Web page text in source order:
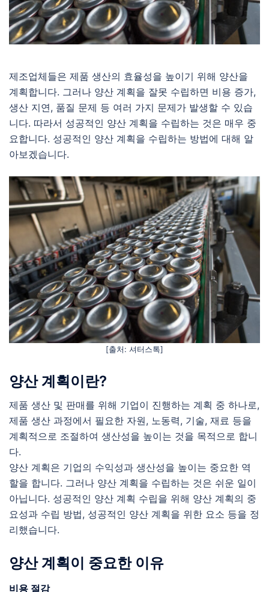
제조업체들은 제품 생산의 효율성을 높이기 위해 양산을
계획합니다. 그러나 양산 계획을 잘못 수립하면 비용 증가,
생산 지연, 품질 문제 등 여러 가지 문제가 발생할 수 있습
니다. 따라서 성공적인 양산 계획을 수립하는 것은 매우 중
요합니다. 성공적인 양산 계획을 수립하는 방법에 대해 알
아보겠습니다.
[출처: 셔터스톡]
양산 계획이란?
제품 생산 및 판매를 위해 기업이 진행하는 계획 중 하나로,
제품 생산 과정에서 필요한 자원, 노동력, 기술, 재료 등을
계획적으로 조절하여 생산성을 높이는 것을 목적으로 합니
다.
양산 계획은 기업의 수익성과 생산성을 높이는 중요한 역
할을 합니다. 그러나 양산 계획을 수립하는 것은 쉬운 일이
아닙니다. 성공적인 양산 계획 수립을 위해 양산 계획의 중
요성과 수립 방법, 성공적인 양산 계획을 위한 요소 등을 정
리했습니다.
양산 계획이 중요한 이유
비용 절감